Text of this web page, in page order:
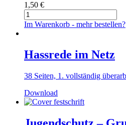
1,50 €
Computer-
Spiele
Familie.
Leichte
Menge
Im Warenkorb - mehr bestellen?
Hassrede im Netz
38 Seiten, 1. vollständig
Download